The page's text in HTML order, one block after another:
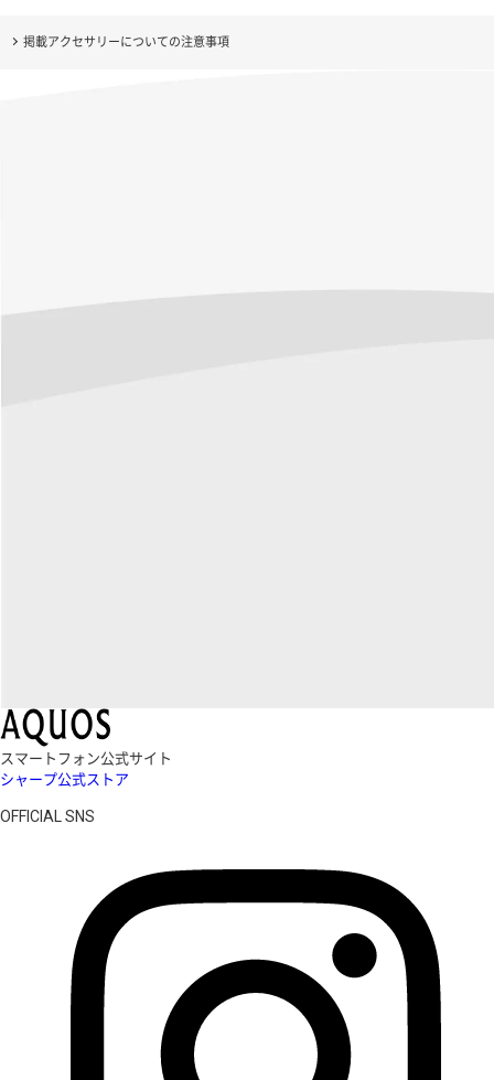
掲載アクセサリーについての注意事項
スマートフォン公式サイト
シャープ公式ストア
OFFICIAL SNS